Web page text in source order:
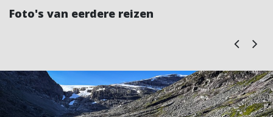
Foto's van eerdere reizen